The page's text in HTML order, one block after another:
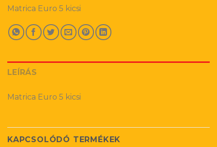
Matrica Euro 5 kicsi
LEÍRÁS
Matrica Euro 5 kicsi
KAPCSOLÓDÓ TERMÉKEK